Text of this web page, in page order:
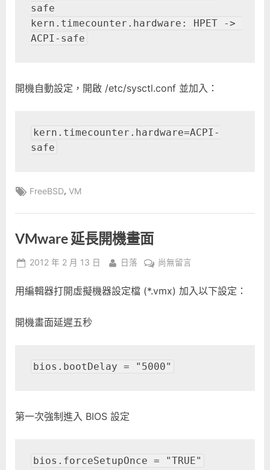
safe
kern.timecounter.hardware: HPET ->
ACPI-safe
開機自動設定，開啟 /etc/sysctl.conf 並加入：
kern.timecounter.hardware=ACPI-
safe
Tags:
FreeBSD,VM
VMware 延長開機畫面
Posted
2012 年 2 月 13 日 By
日落
在
延
中
尚無留言
用編輯器打開虛擬機器設定檔 (*.vmx) 加入以下設定：
開機畫面延遲五秒
bios.bootDelay = "5000"
第一次強制進入 BIOS 設定
bios.forceSetupOnce = "TRUE"